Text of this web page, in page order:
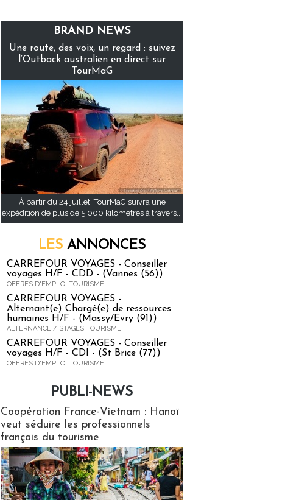
BRAND NEWS
Une route, des voix, un regard : suivez
l’Outback australien en direct sur
TourMaG
À partir du 24 juillet, TourMaG suivra une
expédition de plus de 5 000 kilomètres à travers...
LES ANNONCES
CARREFOUR VOYAGES - Conseiller
voyages H/F - CDD - (Vannes (56))
OFFRES D'EMPLOI TOURISME
CARREFOUR VOYAGES -
Alternant(e) Chargé(e) de ressources
humaines H/F - (Massy/Evry (91))
ALTERNANCE / STAGES TOURISME
CARREFOUR VOYAGES - Conseiller
voyages H/F - CDI - (St Brice (77))
OFFRES D'EMPLOI TOURISME
PUBLI-NEWS
Coopération France-Vietnam : Hanoï
veut séduire les professionnels
français du tourisme